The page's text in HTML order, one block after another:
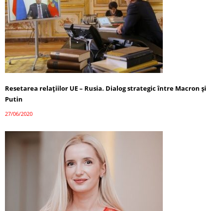
Resetarea relațiilor UE – Rusia. Dialog strategic între Macron și
Putin
27/06/2020